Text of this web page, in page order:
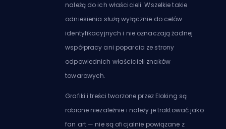
należą do ich właścicieli. Wszelkie takie
odniesienia służą wyłącznie do celów
identyfikacyjnych i nie oznaczają żadnej
współpracy ani poparcia ze strony
odpowiednich właścicieli znaków
towarowych.
Grafiki i treści tworzone przez Eloking są
robione niezależnie i należy je traktować jako
fan art — nie są oficjalnie powiązane z